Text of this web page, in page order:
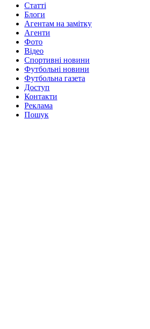
Статті
Блоги
Агентам на замітку
Агенти
Фото
Відео
Спортивні новини
Футбольні новини
Футбольна газета
Доступ
Контакти
Реклама
Пошук